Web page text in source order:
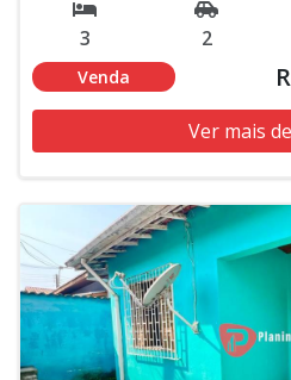
3 2
Venda
Ver mais